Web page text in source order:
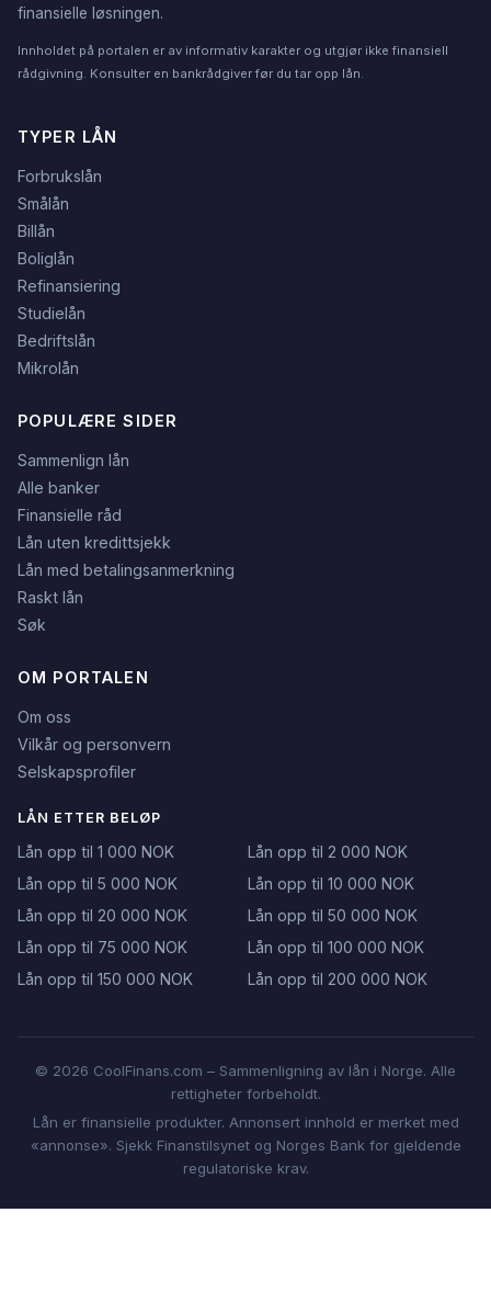
finansielle løsningen.
Innholdet på portalen er av informativ karakter og utgjør ikke finansiell
rådgivning. Konsulter en bankrådgiver før du tar opp lån.
TYPER LÅN
Forbrukslån
Smålån
Billån
Boliglån
Refinansiering
Studielån
Bedriftslån
Mikrolån
POPULÆRE SIDER
Sammenlign lån
Alle banker
Finansielle råd
Lån uten kredittsjekk
Lån med betalingsanmerkning
Raskt lån
Søk
OM PORTALEN
Om oss
Vilkår og personvern
Selskapsprofiler
LÅN ETTER BELØP
Lån opp til 1 000 NOK
Lån opp til 2 000 NOK
Lån opp til 5 000 NOK
Lån opp til 10 000 NOK
Lån opp til 20 000 NOK
Lån opp til 50 000 NOK
Lån opp til 75 000 NOK
Lån opp til 100 000 NOK
Lån opp til 150 000 NOK
Lån opp til 200 000 NOK
© 2026 CoolFinans.com – Sammenligning av lån i Norge. Alle
rettigheter forbeholdt.
Lån er finansielle produkter. Annonsert innhold er merket med
«annonse». Sjekk Finanstilsynet og Norges Bank for gjeldende
regulatoriske krav.